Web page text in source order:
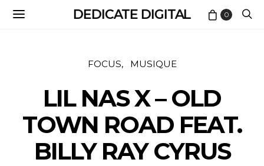
DEDICATE DIGITAL 0
FOCUS MUSIQUE
LIL NAS X – OLD
TOWN ROAD FEAT.
BILLY RAY CYRUS